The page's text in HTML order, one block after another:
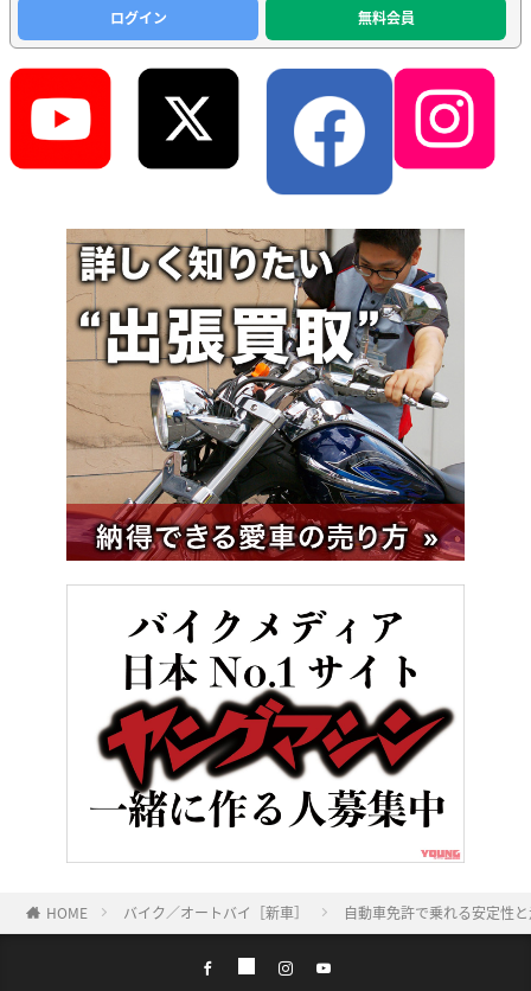
ログイン
無料会員
HOME バイク／オートバイ［新車］ 自動車免許で乗れる安定性